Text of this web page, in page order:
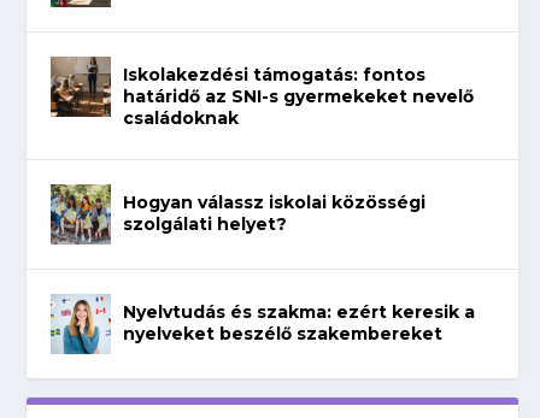
Iskolakezdési támogatás: fontos
határidő az SNI-s gyermekeket nevelő
családoknak
Hogyan válassz iskolai közösségi
szolgálati helyet?
Nyelvtudás és szakma: ezért keresik a
nyelveket beszélő szakembereket